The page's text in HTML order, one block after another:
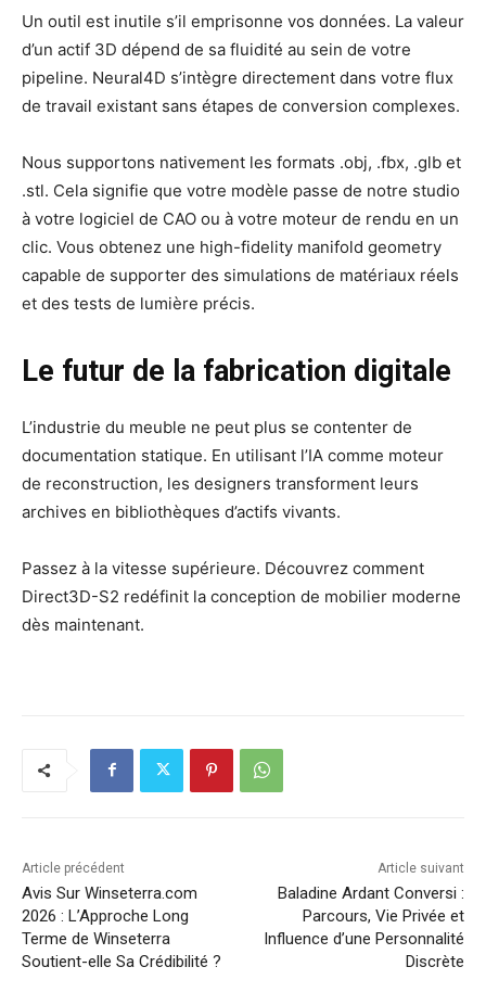
Un outil est inutile s’il emprisonne vos données. La valeur
d’un actif 3D dépend de sa fluidité au sein de votre
pipeline. Neural4D s’intègre directement dans votre flux
de travail existant sans étapes de conversion complexes.
Nous supportons nativement les formats .obj, .fbx, .glb et
.stl. Cela signifie que votre modèle passe de notre studio
à votre logiciel de CAO ou à votre moteur de rendu en un
clic. Vous obtenez une high-fidelity manifold geometry
capable de supporter des simulations de matériaux réels
et des tests de lumière précis.
Le futur de la fabrication digitale
L’industrie du meuble ne peut plus se contenter de
documentation statique. En utilisant l’IA comme moteur
de reconstruction, les designers transforment leurs
archives en bibliothèques d’actifs vivants.
Passez à la vitesse supérieure. Découvrez comment
Direct3D-S2 redéfinit la conception de mobilier moderne
dès maintenant.
Article précédent
Avis Sur Winseterra.com
2026 : L’Approche Long
Terme de Winseterra
Soutient-elle Sa Crédibilité ?
Article suivant
Baladine Ardant Conversi :
Parcours, Vie Privée et
Influence d’une Personnalité
Discrète